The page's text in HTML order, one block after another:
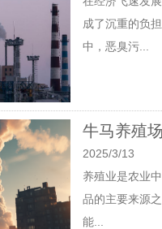
成了沉重的负
中，恶臭污...
牛马养殖
2025/3/13
养殖业是农业
品的主要来源
能...